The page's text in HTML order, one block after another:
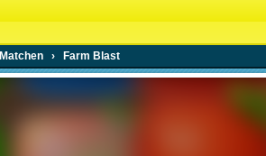
Matchen › Farm Blast